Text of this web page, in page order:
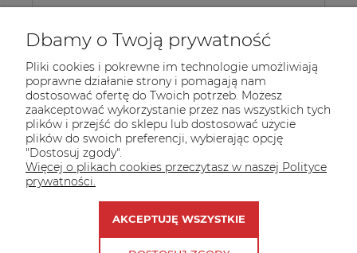
INFORMACJE
Dbamy o Twoją prywatność
Pliki cookies i pokrewne im technologie umożliwiają
poprawne działanie strony i pomagają nam
dostosować ofertę do Twoich potrzeb. Możesz
zaakceptować wykorzystanie przez nas wszystkich tych
plików i przejść do sklepu lub dostosować użycie
plików do swoich preferencji, wybierając opcję
"Dostosuj zgody".
Więcej o plikach cookies przeczytasz w naszej Polityce
prywatności.
AKCEPTUJĘ WSZYSTKIE